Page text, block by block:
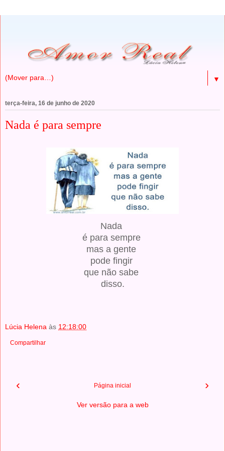
▼
terça-feira, 16 de junho de 2020
Nada é para sempre
Nada
é para sempre
mas a gente
pode fingir
que não sabe
disso.
Lúcia Helena às 12:18:00
Compartilhar
‹ ›
Página inicial
Ver versão para a web